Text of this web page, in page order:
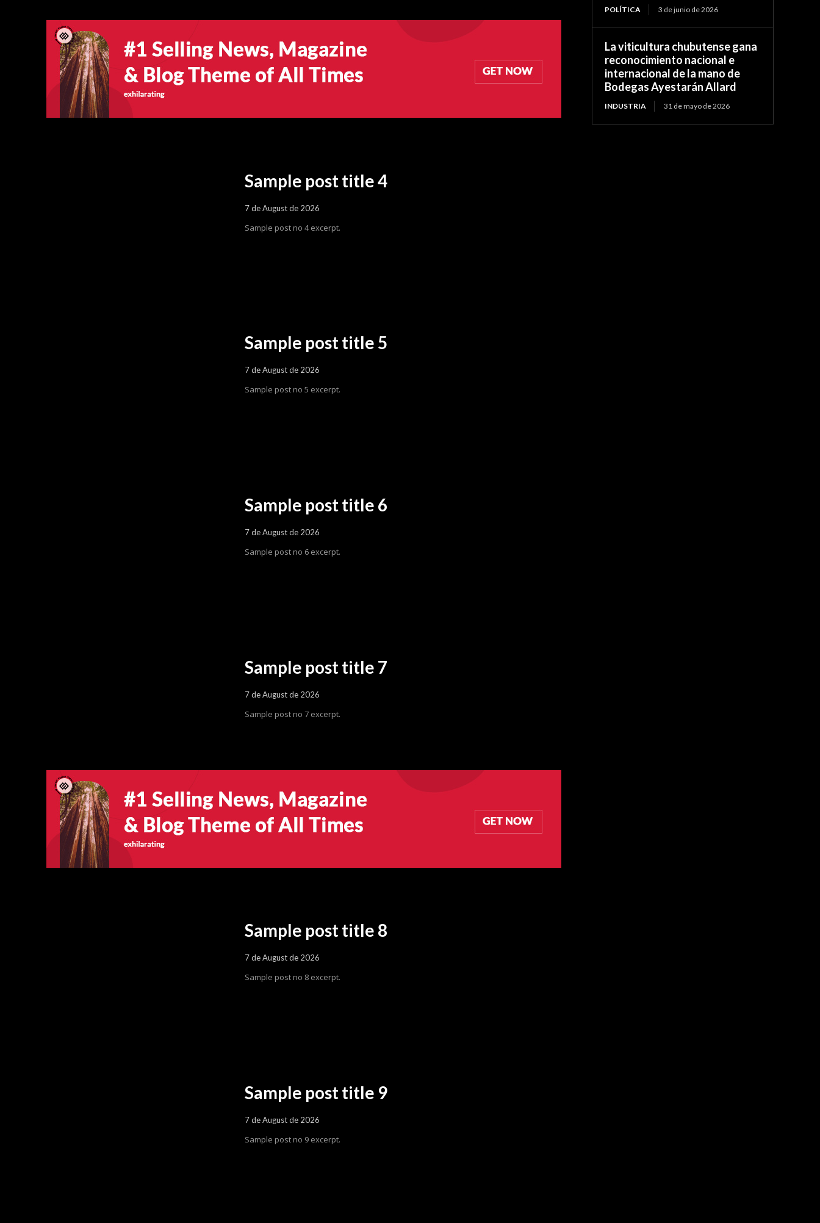
Sample post title 4
7 de August de 2026
Sample post no 4 excerpt.
Sample post title 5
7 de August de 2026
Sample post no 5 excerpt.
Sample post title 6
7 de August de 2026
Sample post no 6 excerpt.
Sample post title 7
7 de August de 2026
Sample post no 7 excerpt.
Sample post title 8
7 de August de 2026
Sample post no 8 excerpt.
Sample post title 9
7 de August de 2026
Sample post no 9 excerpt.
POLÍTICA 3 de junio de 2026
La viticultura chubutense gana
reconocimiento nacional e
internacional de la mano de
Bodegas Ayestarán Allard
INDUSTRIA 31 de mayo de 2026